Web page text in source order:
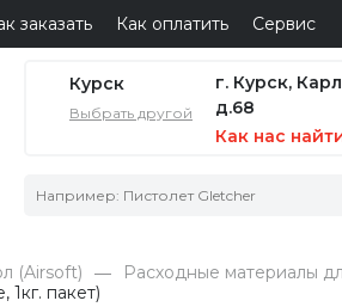
заказать Как оплатить Сервис
Курск
Выбрать другой
г. Курск,
д.68
Как нас
(Airsoft) Расходные материалы
пакет)